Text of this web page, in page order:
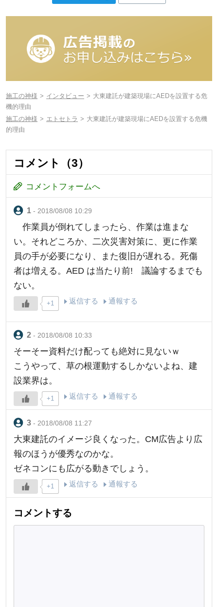
施工の神様 インタビュー
大東建託が建築現場にAEDを設置する危
機的理由
施工の神様
エトセトラ
大東建託が建築現場にAEDを設置する危機
的理由
コメント（3）
コメントフォームへ
- 2018/08/08 10:29
作業員が倒れてしまったら、作業は進まな
い。それどころか、二次災害対策に、更に作業
員の手が必要になり、また復旧が遅れる。死傷
者は増える。AED は当たり前! 議論するまでも
ない。
+1 返信する 通報する
- 2018/08/08 10:33
そーそー資料だけ配っても絶対に見ないｗ
こうやって、草の根運動するしかないよね、建
設業界は。
+1 返信する 通報する
- 2018/08/08 11:27
大東建託のイメージ良くなった。CM広告より広
報のほうが優秀なのかな。
ゼネコンにも広がる動きでしょう。
+1 返信する 通報する
コメントする